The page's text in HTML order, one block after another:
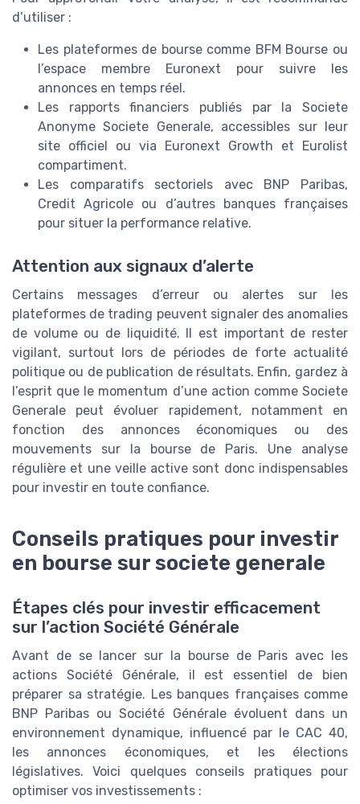
d’utiliser :
Les plateformes de bourse comme BFM Bourse ou
l’espace membre Euronext pour suivre les
annonces en temps réel.
Les rapports financiers publiés par la Societe
Anonyme Societe Generale, accessibles sur leur
site officiel ou via Euronext Growth et Eurolist
compartiment.
Les comparatifs sectoriels avec BNP Paribas,
Credit Agricole ou d’autres banques françaises
pour situer la performance relative.
Attention aux signaux d’alerte
Certains messages d’erreur ou alertes sur les
plateformes de trading peuvent signaler des anomalies
de volume ou de liquidité. Il est important de rester
vigilant, surtout lors de périodes de forte actualité
politique ou de publication de résultats. Enfin, gardez à
l’esprit que le momentum d’une action comme Societe
Generale peut évoluer rapidement, notamment en
fonction des annonces économiques ou des
mouvements sur la bourse de Paris. Une analyse
régulière et une veille active sont donc indispensables
pour investir en toute confiance.
Conseils pratiques pour investir
en bourse sur societe generale
Étapes clés pour investir efficacement
sur l’action Société Générale
Avant de se lancer sur la bourse de Paris avec les
actions Société Générale, il est essentiel de bien
préparer sa stratégie. Les banques françaises comme
BNP Paribas ou Société Générale évoluent dans un
environnement dynamique, influencé par le CAC 40,
les annonces économiques, et les élections
législatives. Voici quelques conseils pratiques pour
optimiser vos investissements :